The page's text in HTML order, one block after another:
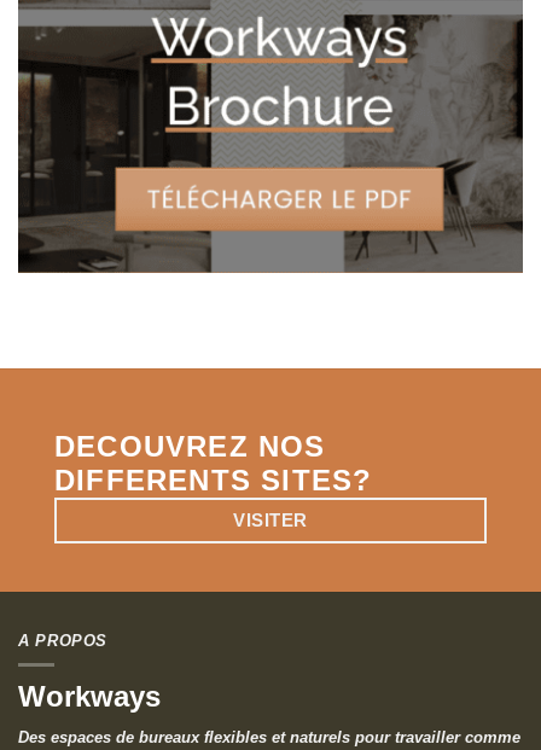
l’emplacement
de
votre
bureau
?
DECOUVREZ NOS
DIFFERENTS SITES?
VISITER
A PROPOS
Workways
Des espaces de bureaux flexibles et naturels pour travailler comme